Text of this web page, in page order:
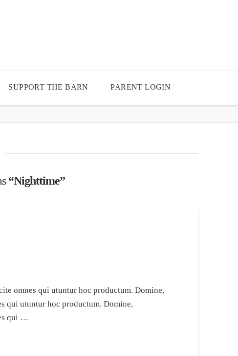
SUPPORT THE BARN PARENT LOGIN
“Nighttime”
omnes qui utuntur hoc productum. Domine,
qui utuntur hoc productum. Domine,
qui …